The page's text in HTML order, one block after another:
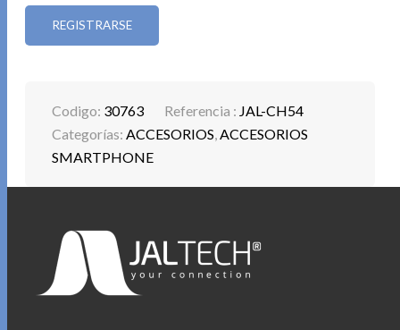
REGISTRARSE
Codigo: 30763 Referencia : JAL-CH54
Categorías: ACCESORIOS ACCESORIOS
SMARTPHONE